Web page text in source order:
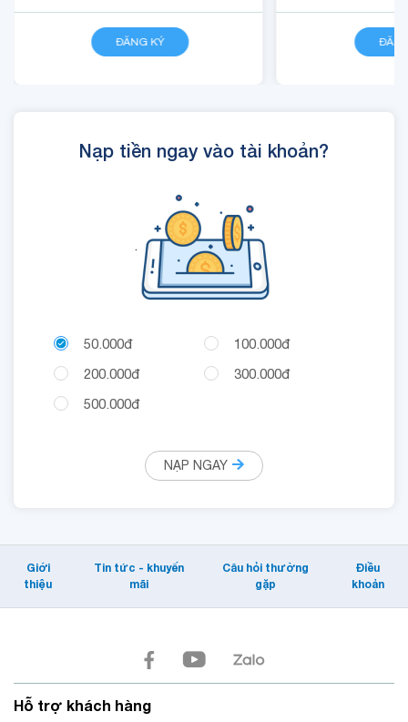
ĐĂNG KÝ
Nạp tiền ngay vào tài khoản?
.
50.000đ
100.000đ
200.000đ
300.000đ
500.000đ
NẠP NGAY
Giới
thiệu
Tin tức - khuyến
mãi
Câu hỏi thường
gặp
Điều
khoản
Hỗ trợ khách hàng